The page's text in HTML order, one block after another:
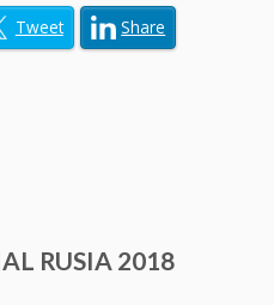
Tweet Share
RUSIA 2018